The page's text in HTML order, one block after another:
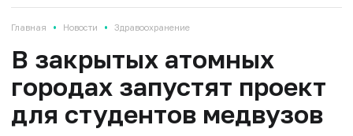
Главная • Новости • Здравоохранение
В закрытых атомных
городах запустят проект
для студентов медвузов